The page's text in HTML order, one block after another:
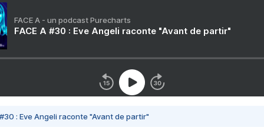
FACE A - un podcast Purecharts
FACE A #30 : Eve Angeli raconte "Avant de partir"
#30 : Eve Angeli raconte "Avant de partir"